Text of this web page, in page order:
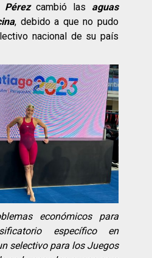
Pérezcambió las aguas
, debido a que no pudo
nacional de su país
económicos para
específico en
selectivo para los Juegos